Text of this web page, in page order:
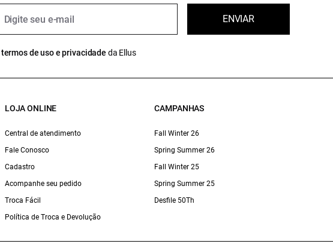
ENVIAR
termos de uso e privacidade da Ellus
LOJA ONLINE
Central de atendimento
Fale Conosco
Cadastro
Acompanhe seu pedido
Troca Fácil
Política de Troca e Devolução
CAMPANHAS
Fall Winter 26
Spring Summer 26
Fall Winter 25
Spring Summer 25
Desfile 50Th